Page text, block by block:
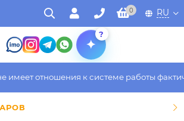
0 RU
?
отношения к системе работы